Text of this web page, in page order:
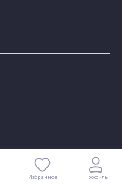
Избранное Профиль